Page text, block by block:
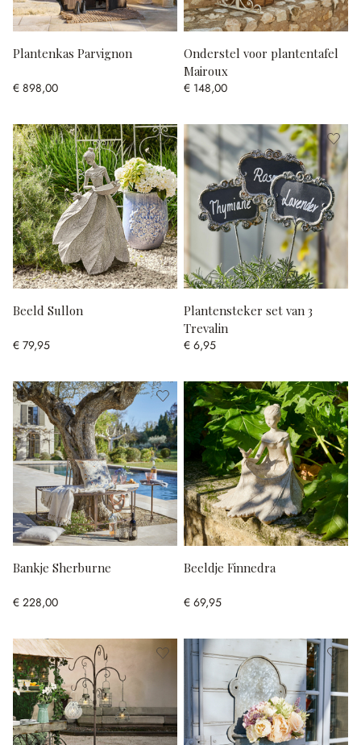
Plantenkas Parvignon
€ 898,00
Onderstel voor plantentafel
Mairoux
€ 148,00
Beeld Sullon
€ 79,95
Plantensteker set van 3
Trevalin
€ 6,95
Bankje Sherburne
€ 228,00
Beeldje Finnedra
€ 69,95